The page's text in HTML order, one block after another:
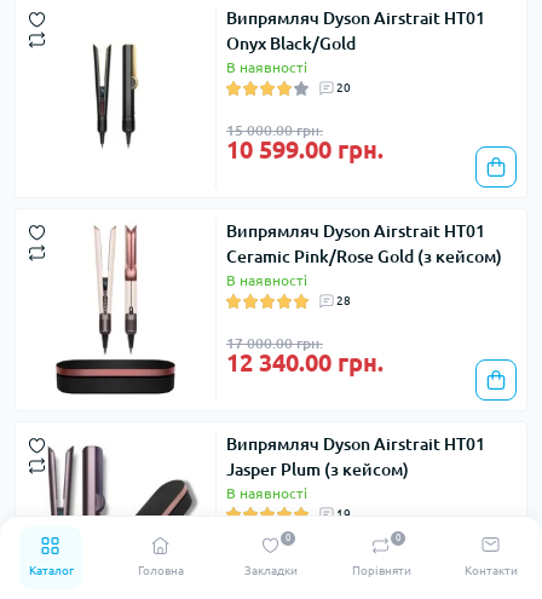
Каталог Головна Закладки
0
Порівняти
0
Контакти
Випрямляч Dyson Airstrait HT01
Onyx Black/Gold
В наявності
20
15 000.00 грн.
10 599.00 грн.
Випрямляч Dyson Airstrait HT01
Ceramic Pink/Rose Gold (з кейсом)
В наявності
28
17 000.00 грн.
12 340.00 грн.
Випрямляч Dyson Airstrait HT01
Jasper Plum (з кейсом)
В наявності
19
17 990.00 грн.
11 699.00 грн.